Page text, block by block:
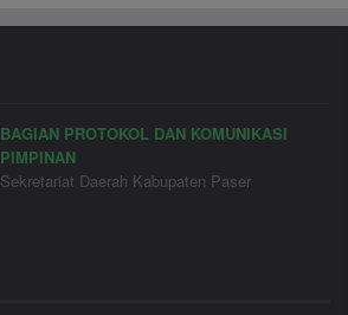
BAGIAN PROTOKOL DAN KOMUNIKASI
PIMPINAN
Sekretariat Daerah Kabupaten Paser